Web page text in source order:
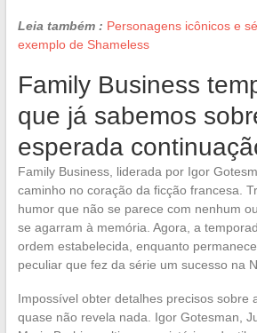
Leia também : Personagens icônicos e
exemplo de Shameless
Family Business
que já sabemos
esperada
Family Business, liderada por Igor
caminho no coração da ficção francesa.
humor que não se parece com nenhum
se agarram à memória. Agora, a
ordem estabelecida, enquanto
peculiar que fez da série um sucesso na
Impossível obter detalhes precisos sobre
quase não revela nada. Igor Gotesman,